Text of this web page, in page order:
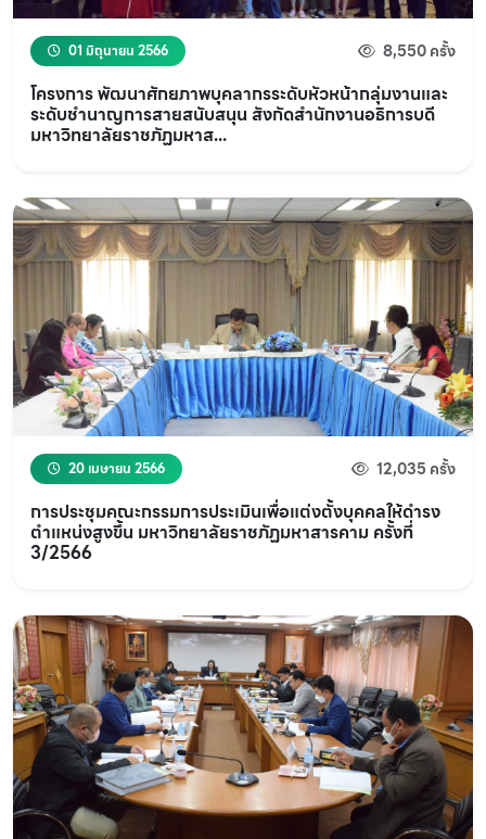
01 มิถุนายน 2566 8,550 ครั้ง
โครงการ พัฒนาศักยภาพบุคลากรระดับหัวหน้ากลุ่มงานและ
ระดับชำนาญการสายสนับสนุน สังกัดสำนักงานอธิการบดี
มหาวิทยาลัยราชภัฏมหาส...
20 เมษายน 2566 12,035 ครั้ง
การประชุมคณะกรรมการประเมินเพื่อแต่งตั้งบุคคลให้ดำรง
ตำแหน่งสูงขึ้น มหาวิทยาลัยราชภัฏมหาสารคาม ครั้งที่
3/2566